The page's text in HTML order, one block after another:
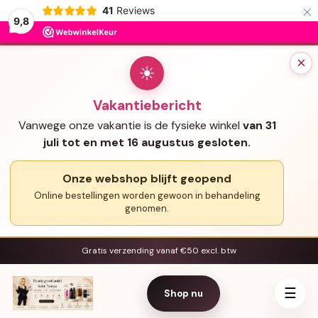
9,8
41 Reviews ×
×
☀
Vakantiebericht
Vanwege onze vakantie is de fysieke winkel van 31
juli tot en met 16 augustus gesloten.
Onze webshop blijft geopend
Online bestellingen worden gewoon in behandeling
genomen.
Gratis verzending vanaf €50 excl. btw
Shop nu ☰